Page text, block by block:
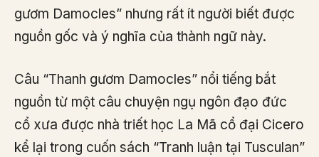
gươm Damocles” nhưng rất ít người biết được
nguồn gốc và ý nghĩa của thành ngữ này.
Câu “Thanh gươm Damocles” nổi tiếng bắt
nguồn từ một câu chuyện ngụ ngôn đạo đức
cổ xưa được nhà triết học La Mã cổ đại Cicero
kể lại trong cuốn sách “Tranh luận tại Tusculan”